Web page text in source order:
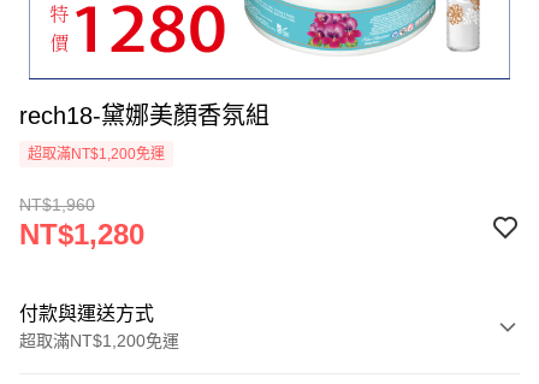
rech18-黛娜美顏香氛組
超取滿NT$1,200免運
NT$1,960
NT$1,280
付款與運送方式
超取滿NT$1,200免運